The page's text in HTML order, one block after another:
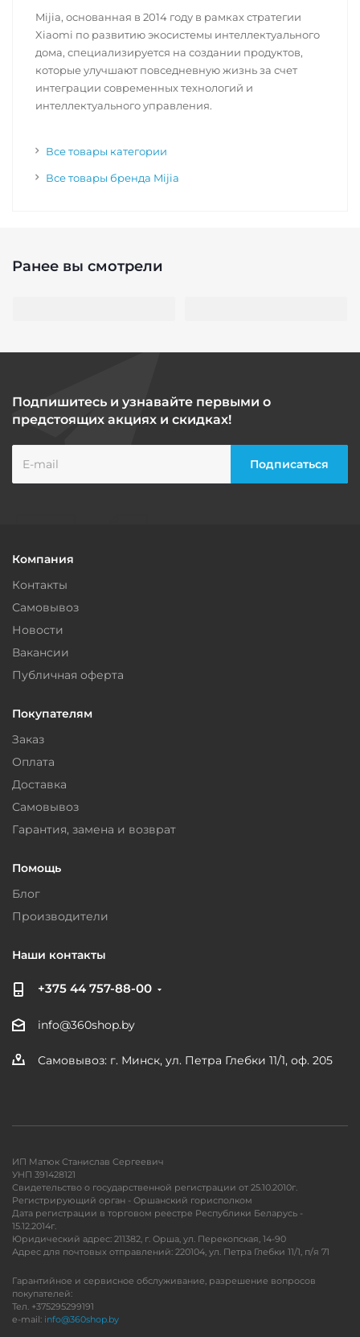
Mijia, основанная в 2014 году в рамках стратегии
Xiaomi по развитию экосистемы интеллектуального
дома, специализируется на создании продуктов,
которые улучшают повседневную жизнь за счет
интеграции современных технологий и
интеллектуального управления.
Все товары категории
Все товары бренда Mijia
Ранее вы смотрели
Подпишитесь и узнавайте первыми о
предстоящих акциях и скидках!
Компания
Контакты
Самовывоз
Новости
Вакансии
Публичная оферта
Покупателям
Заказ
Оплата
Доставка
Самовывоз
Гарантия, замена и возврат
Помощь
Блог
Производители
Наши контакты
+375 44 757-88-00
info@360shop.by
Самовывоз: г. Минск, ул. Петра Глебки 11/1, оф. 205
ИП Матюк Станислав Сергеевич
УНП 391428121
Свидетельство о государственной регистрации от 25.10.2010г.
Регистрирующий орган - Оршанский горисполком
Дата регистрации в торговом реестре Республики Беларусь -
15.12.2014г.
Юридический адрес: 211382, г. Орша, ул. Перекопская, 14-90
Адрес для почтовых отправлений: 220104, ул. Петра Глебки 11/1, п/я 71
Гарантийное и сервисное обслуживание, разрешение вопросов
покупателей:
Тел. +375295299191
e-mail: info@360shop.by